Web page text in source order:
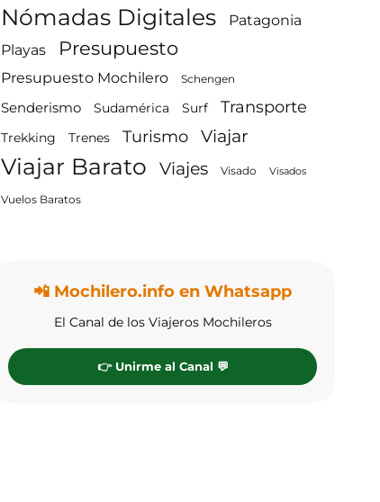
Nómadas Digitales
Patagonia
Playas
Presupuesto
Presupuesto Mochilero Schengen
Senderismo Sudamérica Surf Transporte
Trekking Trenes Turismo Viajar
Viajar Barato Viajes Visado Visados
Vuelos Baratos
📲 Mochilero.info en Whatsapp
El Canal de los Viajeros Mochileros
👉 Unirme al Canal 💬